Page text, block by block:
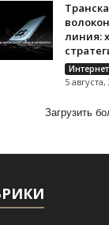
линия:
5 августа,
Загрузить